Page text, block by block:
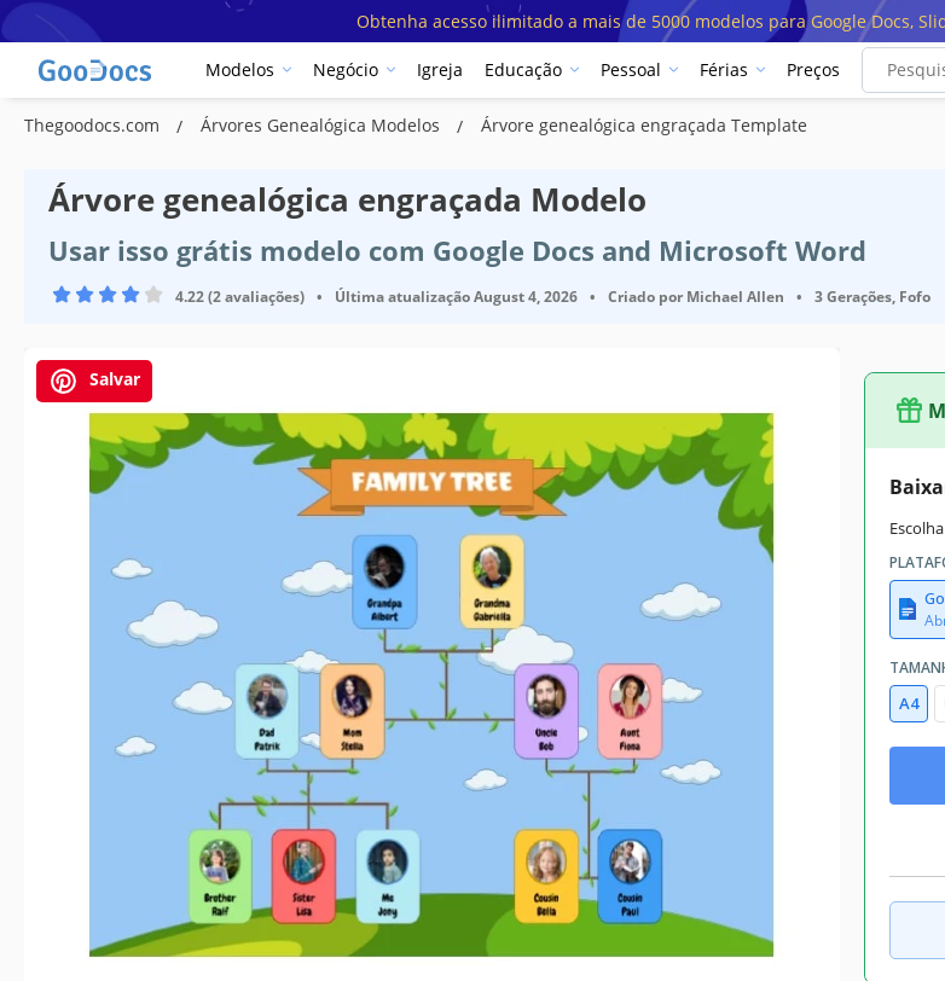
Obtenha acesso ilimitado a mais de 5000 modelos para Google Docs,
Modelos Negócio Igreja Educação Pessoal Férias Preços
Thegoodocs.com Árvores Genealógica Modelos Árvore genealógica engraçada Template
Árvore genealógica engraçada Modelo
Usar isso grátis modelo com Google Docs and Microsoft Word
4.22 (2 avaliações) • Última atualizaçãoAugust 4, 2026 • Criado por Michael Allen • 3 Gerações, Fofo
Salvar
A4